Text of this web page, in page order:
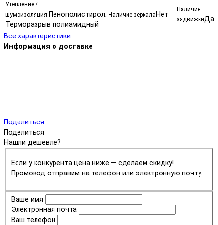
Утепление /
шумоизоляция: Пенополистирол,
Терморазрыв полиамидный
Наличие зеркала Нет
Наличие
задвижкиДа
Все характеристики
Информация о доставке
Поделиться
Поделиться
Нашли дешевле?
Если у конкурента цена ниже — сделаем скидку!
Промокод отправим на телефон или электронную почту.
Ваше имя
Электронная почта
Ваш телефон